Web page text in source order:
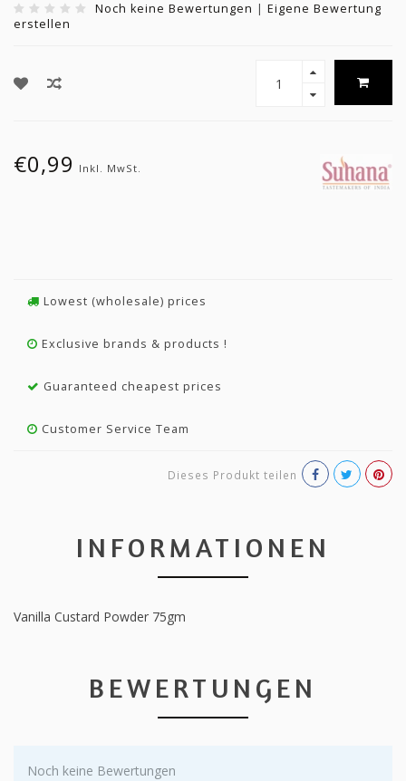
Noch keine Bewertungen | Eigene Bewertung
erstellen
€0,99 Inkl. MwSt.
Lowest (wholesale) prices
Exclusive brands & products !
Guaranteed cheapest prices
Customer Service Team
Dieses Produkt teilen
INFORMATIONEN
Vanilla Custard Powder 75gm
BEWERTUNGEN
Noch keine Bewertungen